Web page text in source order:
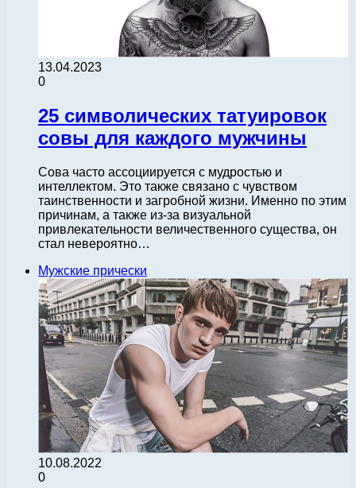
13.04.2023
0
25 символических татуировок
совы для каждого мужчины
Сова часто ассоциируется с мудростью и
интеллектом. Это также связано с чувством
таинственности и загробной жизни. Именно по этим
причинам, а также из-за визуальной
привлекательности величественного существа, он
стал невероятно…
Мужские прически
10.08.2022
0